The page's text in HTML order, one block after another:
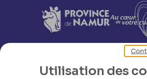
Utilisation des